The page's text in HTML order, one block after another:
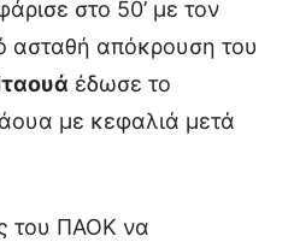
στο 50’ με τον
ασταθή απόκρουση του
έδωσε το
με κεφαλιά μετά
του ΠΑΟΚ να